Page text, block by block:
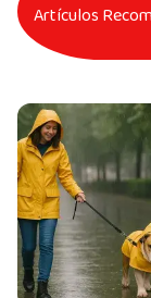
Artículos